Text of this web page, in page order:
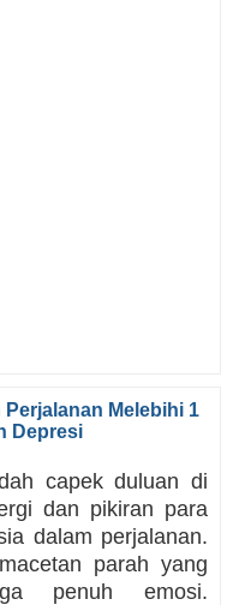
Melebihi 1
Depresi
capek duluan di
dan pikiran para
dalam perjalanan.
parah yang
penuh emosi.